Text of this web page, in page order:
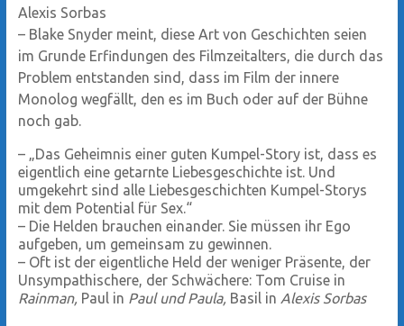
Alexis Sorbas
– Blake Snyder meint, diese Art von Geschichten seien
im Grunde Erfindungen des Filmzeitalters, die durch das
Problem entstanden sind, dass im Film der innere
Monolog wegfällt, den es im Buch oder auf der Bühne
noch gab.
– „Das Geheimnis einer guten Kumpel-Story ist, dass es
eigentlich eine getarnte Liebesgeschichte ist. Und
umgekehrt sind alle Liebesgeschichten Kumpel-Storys
mit dem Potential für Sex.“
– Die Helden brauchen einander. Sie müssen ihr Ego
aufgeben, um gemeinsam zu gewinnen.
– Oft ist der eigentliche Held der weniger Präsente, der
Unsympathischere, der Schwächere: Tom Cruise in
Rainman, Paul in Paul und Paula,Basil in Alexis Sorbas